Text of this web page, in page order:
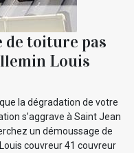
de toiture pas
Louis
la dégradation de votre
s’aggrave à Saint Jean
un démoussage de
couvreur 41 couvreur